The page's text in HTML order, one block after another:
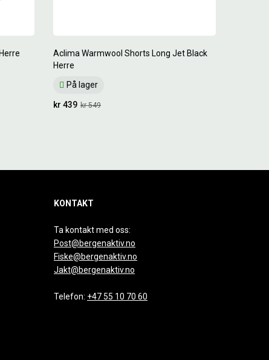
Aclima Warmwool Shorts Long Jet Black
Herre
På lager
kr 549
kr 439
KONTAKT
Ta kontakt med oss:
Post@bergenaktiv.no
Fiske@bergenaktiv.no
Jakt@bergenaktiv.no
Telefon: +47 55 10 70 60